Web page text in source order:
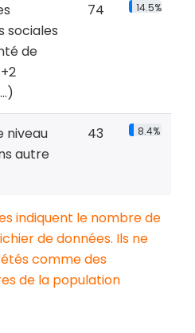
sociales
de
74 14.5%
niveau
autre
43 8.4%
indiquent le nombre de
de données. Ils ne
comme des
de la population